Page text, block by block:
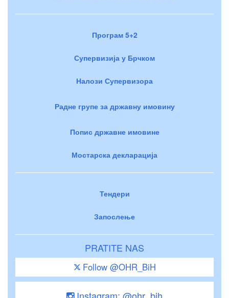
Програм 5+2
Супервизија у Брчком
Налози Супервизора
Радне групе за државну имовину
Попис државне имовине
Мостарска декларација
Тендери
Запослење
PRATITE NAS
Follow @OHR_BiH
Instagram: @ohr_bih